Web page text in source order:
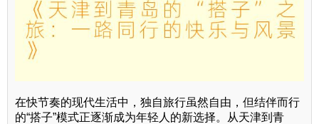
在快节奏的现代生活中，独自旅行虽然自由，但结伴而行
的“搭子”模式正逐渐成为年轻人的新选择。从天津到青